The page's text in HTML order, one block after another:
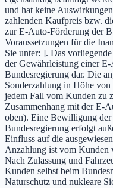
und hat keine
zahlenden Kaufpreis bzw.
zur E-Auto-Förderung der
Voraussetzungen für die
Sie unter: ]. Das
der Gewährleistung einer
Bundesregierung dar. Die
Sonderzahlung in Höhe
jedem Fall vom Kunden zu
Zusammenhang mit der E-
oben). Eine Bewilligung
Bundesregierung erfolgt
Einfluss auf die
Anzahlung ist vom Kunden
Nach Zulassung und
Kunden selbst beim
Naturschutz und nukleare